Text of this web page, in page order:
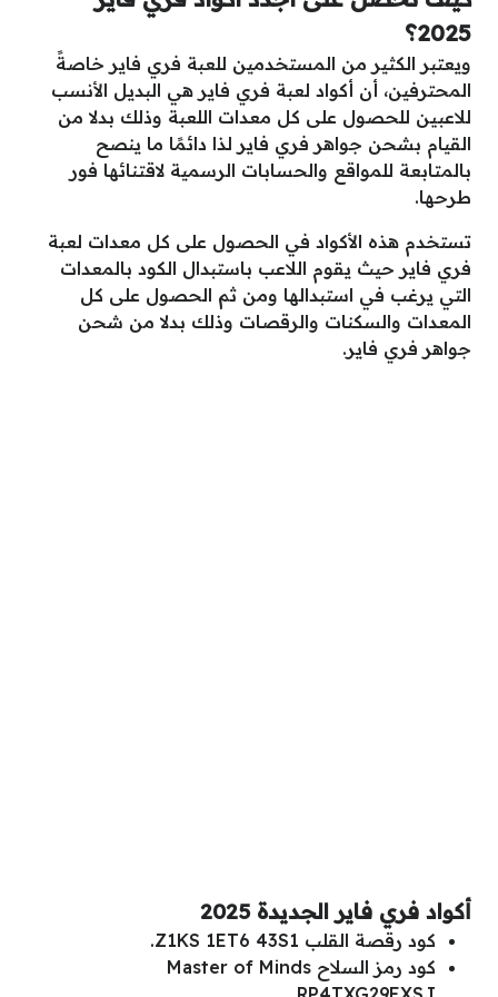
2025؟
ويعتبر الكثير من المستخدمين للعبة فري فاير خاصةً
المحترفين، أن أكواد لعبة فري فاير هي البديل الأنسب
للاعبين للحصول على كل معدات اللعبة وذلك بدلا من
القيام بشحن جواهر فري فاير لذا دائمًا ما ينصح
بالمتابعة للمواقع والحسابات الرسمية لاقتنائها فور
طرحها.
تستخدم هذه الأكواد في الحصول على كل معدات لعبة
فري فاير حيث يقوم اللاعب باستبدال الكود بالمعدات
التي يرغب في استبدالها ومن ثم الحصول على كل
المعدات والسكنات والرقصات وذلك بدلا من شحن
جواهر فري فاير.
أكواد فري فاير الجديدة 2025
كود رقصة القلب Z1KS 1ET6 43S1.
كود رمز السلاح Master of Minds